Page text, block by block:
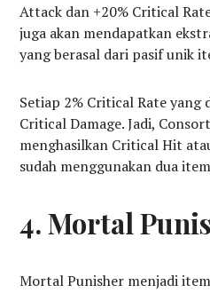
Attack dan +20% Critical
juga akan mendapatkan
yang berasal dari pasif unik
Setiap 2% Critical Rate
Critical Damage. Jadi,
menghasilkan Critical Hit
sudah menggunakan dua
4. Mortal
Mortal Punisher menjadi